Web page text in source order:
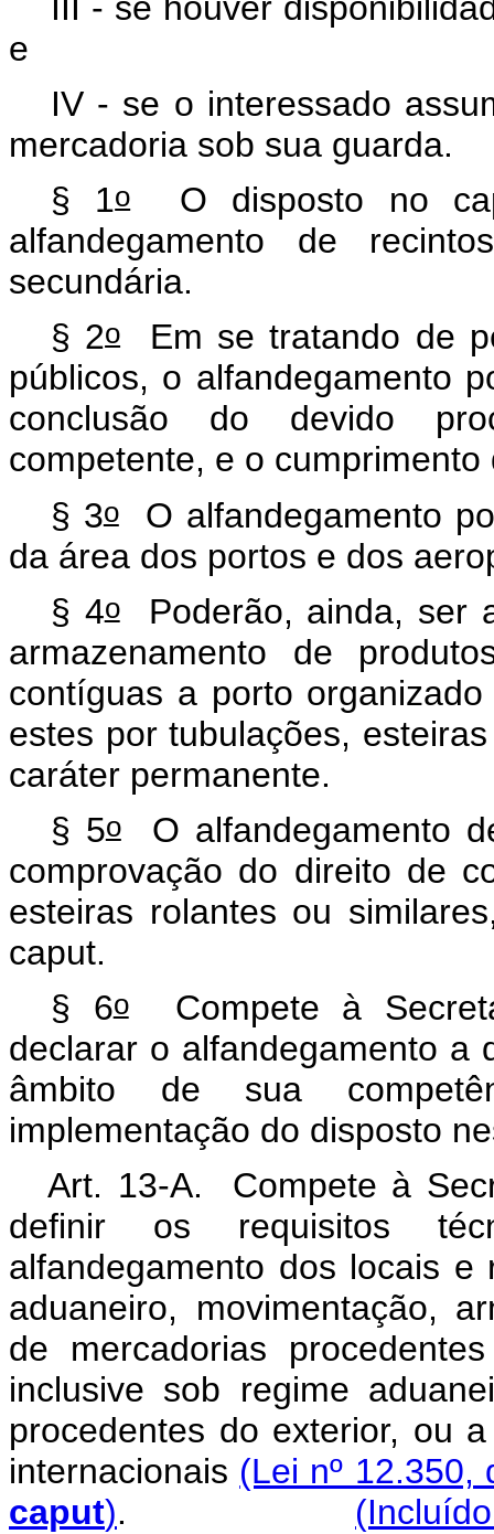
e
IV - se o interessado
mercadoria sob sua guarda.
§ 1oO disposto no
alfandegamento de
secundária.
§ 2o
Em se tratando de
públicos, o alfandegamento
conclusão do devido
competente, e o
§ 3oO alfandegamento
da área dos portos e dos
§ 4oPoderão, ainda, ser
armazenamento de
contíguas a porto
estes por tubulações,
caráter permanente.
§ 5oO alfandegamento
comprovação do direito de
esteiras rolantes ou
caput.
§ 6oCompete à
declarar o alfandegamento a
âmbito de sua
implementação do disposto
Art. 13-A. Compete à
definir os requisitos
alfandegamento dos locais
aduaneiro, movimentação,
de mercadorias
inclusive sob regime
procedentes do exterior, ou
internacionais (Lei nº 12.350,
caput).